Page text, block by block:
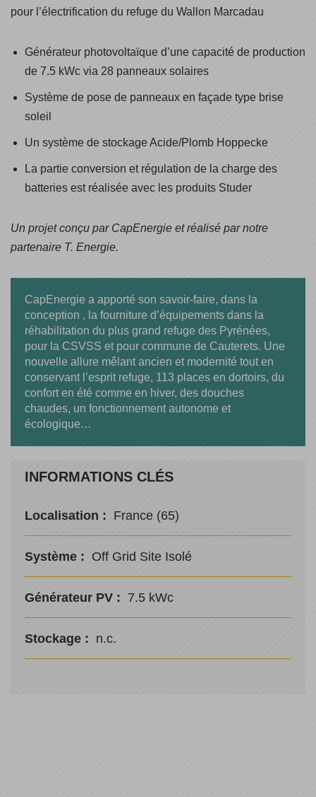
pour l’électrification du refuge du Wallon Marcadau
Générateur photovoltaïque d’une capacité de production
de 7.5 kWc via 28 panneaux solaires
Système de pose de panneaux en façade type brise
soleil
Un système de stockage Acide/Plomb Hoppecke
La partie conversion et régulation de la charge des
batteries est réalisée avec les produits Studer
Un projet conçu par CapEnergie et réalisé par notre
partenaire T. Energie.
CapEnergie a apporté son savoir-faire, dans la
conception , la fourniture d’équipements dans la
réhabilitation du plus grand refuge des Pyrénées,
pour la CSVSS et pour commune de Cauterets. Une
nouvelle allure mêlant ancien et modernité tout en
conservant l’esprit refuge, 113 places en dortoirs, du
confort en été comme en hiver, des douches
chaudes, un fonctionnement autonome et
écologique…
INFORMATIONS CLÉS
Localisation : France (65)
Système : Off Grid Site Isolé
Générateur PV : 7.5 kWc
Stockage : n.c.